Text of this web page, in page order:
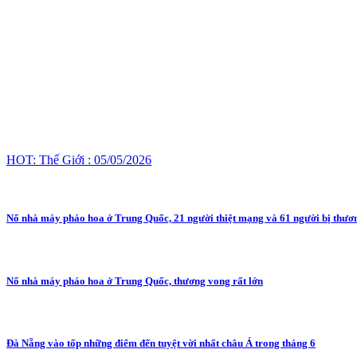
HOT: Thế Giới : 05/05/2026
Nổ nhà máy pháo hoa ở Trung Quốc, 21 người thiệt mạng và 61 người bị
Nổ nhà máy pháo hoa ở Trung Quốc, thương vong rất lớn
Đà Nẵng vào tốp những điểm đến tuyệt vời nhất châu Á trong tháng 6